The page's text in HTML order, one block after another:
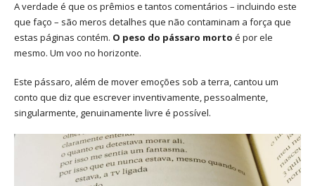
A verdade é que os prêmios e tantos comentários – incluindo este
que faço – são meros detalhes que não contaminam a força que
estas páginas contém. O peso do pássaro morto é por ele
mesmo. Um voo no horizonte.
Este pássaro, além de mover emoções sob a terra, cantou um
conto que diz que escrever inventivamente, pessoalmente,
singularmente, genuinamente livre é possível.